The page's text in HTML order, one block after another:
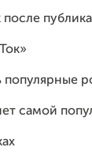
после
популярные
самой